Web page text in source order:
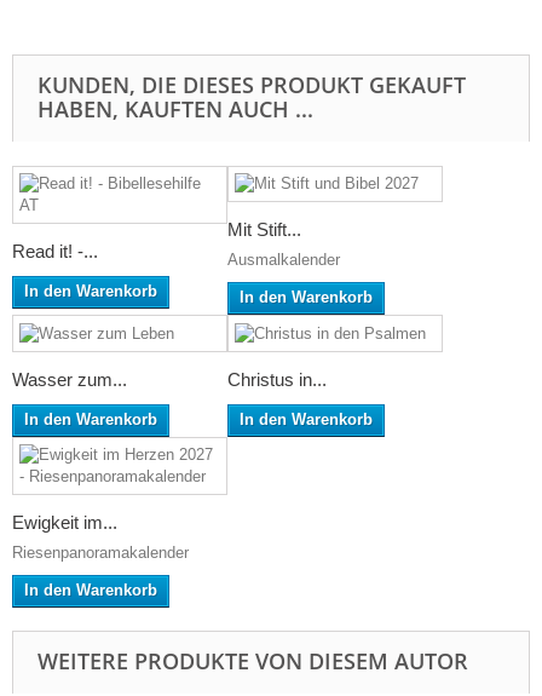
KUNDEN, DIE DIESES PRODUKT GEKAUFT
HABEN, KAUFTEN AUCH ...
Read it! -...
In den Warenkorb
Mit Stift...
Ausmalkalender
In den Warenkorb
Wasser zum...
In den Warenkorb
Christus in...
In den Warenkorb
Ewigkeit im...
Riesenpanoramakalender
In den Warenkorb
WEITERE PRODUKTE VON DIESEM AUTOR